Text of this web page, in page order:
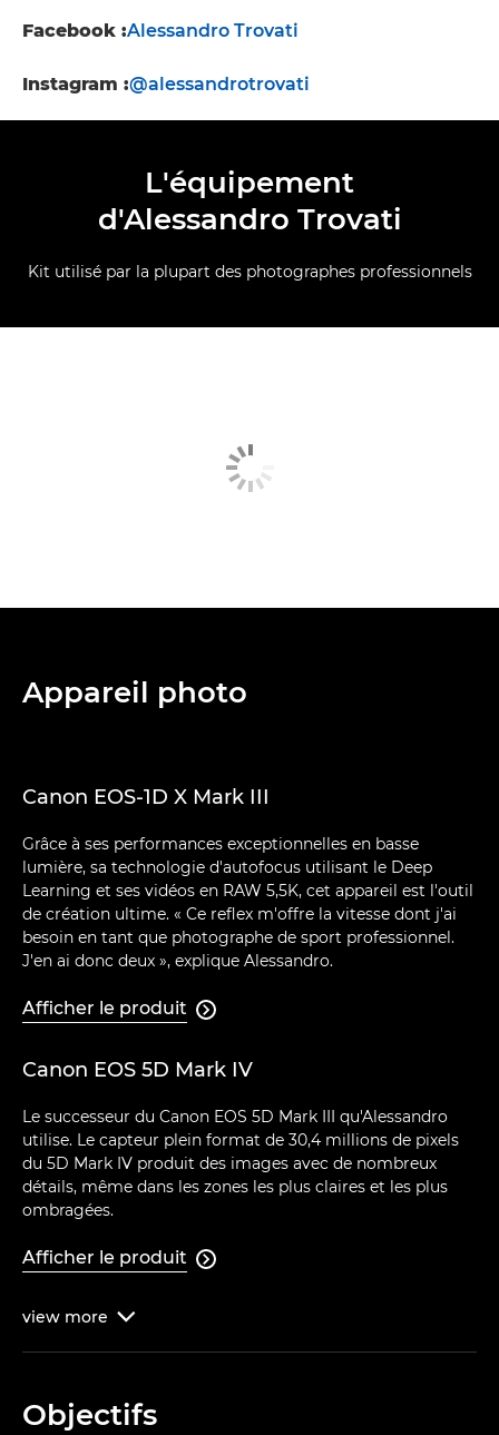
Facebook :Alessandro Trovati
Instagram :@alessandrotrovati
L'équipement
d'Alessandro Trovati
Kit utilisé par la plupart des photographes professionnels
Appareil photo
Canon EOS-1D X Mark III
Grâce à ses performances exceptionnelles en basse
lumière, sa technologie d'autofocus utilisant le Deep
Learning et ses vidéos en RAW 5,5K, cet appareil est l'outil
de création ultime. « Ce reflex m'offre la vitesse dont j'ai
besoin en tant que photographe de sport professionnel.
J'en ai donc deux », explique Alessandro.
Afficher le produit 
Canon EOS 5D Mark IV
Le successeur du Canon EOS 5D Mark III qu'Alessandro
utilise. Le capteur plein format de 30,4 millions de pixels
du 5D Mark IV produit des images avec de nombreux
détails, même dans les zones les plus claires et les plus
ombragées.
Afficher le produit 
view more 
Objectifs